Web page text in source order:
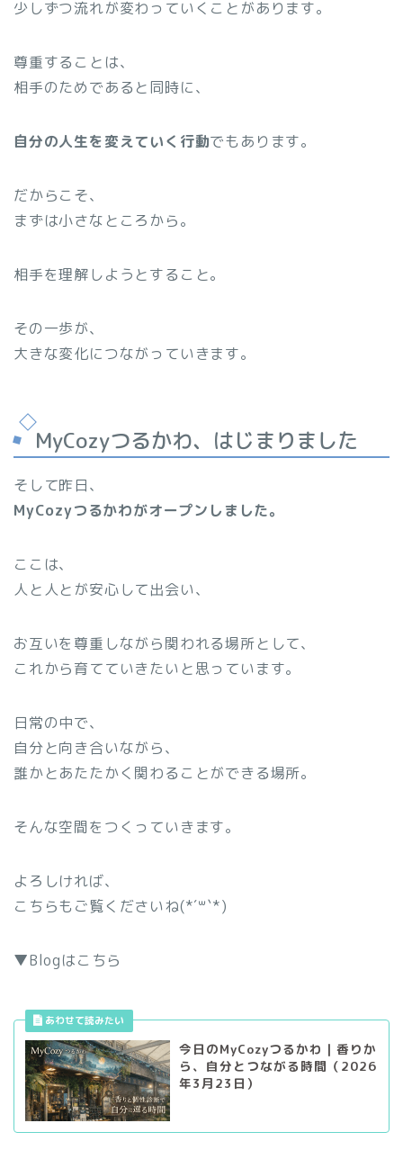
少しずつ流れが変わっていくことがあります。
尊重することは、
相手のためであると同時に、
自分の人生を変えていく行動でもあります。
だからこそ、
まずは小さなところから。
相手を理解しようとすること。
その一歩が、
大きな変化につながっていきます。
MyCozyつるかわ、はじまりました
そして昨日、
MyCozyつるかわがオープンしました。
ここは、
人と人とが安心して出会い、
お互いを尊重しながら関われる場所として、
これから育てていきたいと思っています。
日常の中で、
自分と向き合いながら、
誰かとあたたかく関わることができる場所。
そんな空間をつくっていきます。
よろしければ、
こちらもご覧くださいね(*´꒳`*)
▼Blogはこちら
今日のMyCozyつるかわ｜香りか
ら、自分とつながる時間（2026
年3月23日）